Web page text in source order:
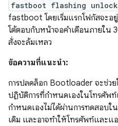
fastboot flashing unlock
fastboot โดยเริ่มแรกโฟกัสจะอ
โต้ตอบกับหน้าจอคำเตือนภายใน
สั่งจะล้มเหลว
ข้อความที่แนะนำ:
การปลดล็อก Bootloader จะช่ว
ปฏิบัติการที่กำหนดเองในโทรศัพ
กำหนดเองไม่ได้ผ่านการทดสอบใ
เดิม และอาจทำให้โทรศัพท์และ